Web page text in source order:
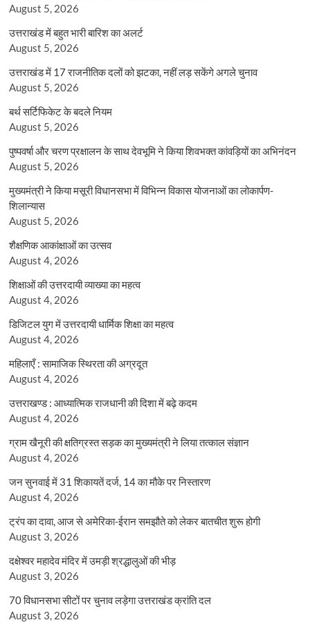
August 5, 2026
उत्तराखंड में बहुत भारी बारिश का अलर्ट
August 5, 2026
उत्तराखंड में 17 राजनीतिक दलों को झटका, नहीं लड़ सकेंगे अगले चुनाव
August 5, 2026
बर्थ सर्टिफिकेट के बदले नियम
August 5, 2026
पुष्पवर्षा और चरण प्रक्षालन के साथ देवभूमि ने किया शिवभक्त कांवड़ियों का अभिनंदन
August 5, 2026
मुख्यमंत्री ने किया मसूरी विधानसभा में विभिन्न विकास योजनाओं का लोकार्पण-
शिलान्यास
August 5, 2026
शैक्षणिक आकांक्षाओं का उत्सव
August 4, 2026
शिक्षाओं की उत्तरदायी व्याख्या का महत्व
August 4, 2026
डिजिटल युग में उत्तरदायी धार्मिक शिक्षा का महत्व
August 4, 2026
महिलाएँ : सामाजिक स्थिरता की अग्रदूत
August 4, 2026
उत्तराखण्ड : आध्यात्मिक राजधानी की दिशा में बढ़े कदम
August 4, 2026
ग्राम खैनूरी की क्षतिग्रस्त सड़क का मुख्यमंत्री ने लिया तत्काल संज्ञान
August 4, 2026
जन सुनवाई में 31 शिकायतें दर्ज, 14 का मौके पर निस्तारण
August 4, 2026
ट्रंप का दावा, आज से अमेरिका-ईरान समझौते को लेकर बातचीत शुरू होगी
August 3, 2026
दक्षेश्वर महादेव मंदिर में उमड़ी श्रद्धालुओं की भीड़
August 3, 2026
70 विधानसभा सीटों पर चुनाव लड़ेगा उत्तराखंड क्रांति दल
August 3, 2026